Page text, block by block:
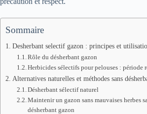
Sommaire
Desherbant selectif gazon : principes et
Rôle du désherbant gazon
Herbicides sélectifs pour pelouses : période
Alternatives naturelles et méthodes sans
Désherbant sélectif naturel
Maintenir un gazon sans mauvaises herbes
désherbant gazon